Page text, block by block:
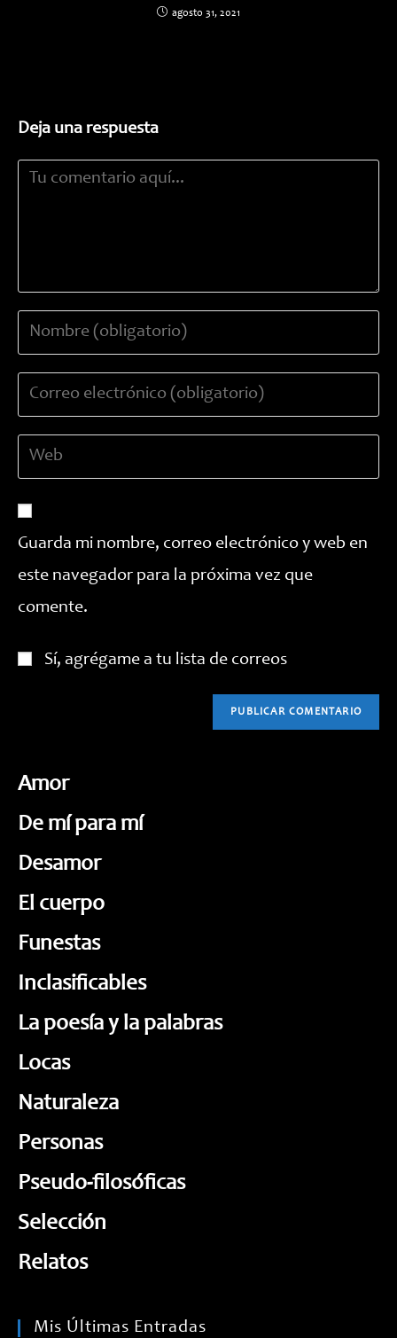
agosto 31, 2021
Deja una respuesta
Comentario
usuario
para
de
para
comentar
(opcional)
Guarda mi nombre, correo electrónico y web en
este navegador para la próxima vez que
comente.
Sí, agrégame a tu lista de correos
Amor
De mí para mí
Desamor
El cuerpo
Funestas
Inclasificables
La poesía y la palabras
Locas
Naturaleza
Personas
Pseudo-filosóficas
Selección
Relatos
Mis Últimas Entradas